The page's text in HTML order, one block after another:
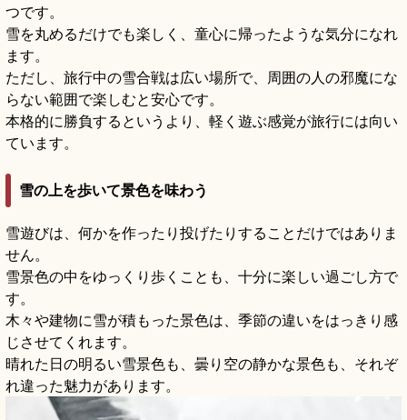
つです。
雪を丸めるだけでも楽しく、童心に帰ったような気分になれ
ます。
ただし、旅行中の雪合戦は広い場所で、周囲の人の邪魔にな
らない範囲で楽しむと安心です。
本格的に勝負するというより、軽く遊ぶ感覚が旅行には向い
ています。
雪の上を歩いて景色を味わう
雪遊びは、何かを作ったり投げたりすることだけではありま
せん。
雪景色の中をゆっくり歩くことも、十分に楽しい過ごし方で
す。
木々や建物に雪が積もった景色は、季節の違いをはっきり感
じさせてくれます。
晴れた日の明るい雪景色も、曇り空の静かな景色も、それぞ
れ違った魅力があります。